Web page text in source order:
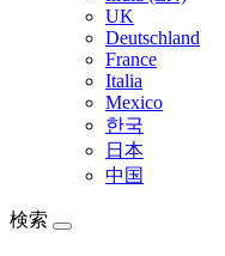
UK
Deutschland
France
Italia
Mexico
한국
日本
中国
検索